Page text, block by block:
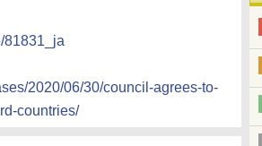
81831_ja
2020/06/30/council-agrees-to-
countries/